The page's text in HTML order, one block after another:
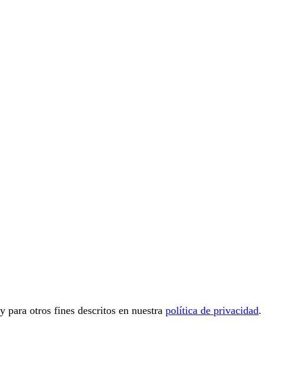
para otros fines descritos en nuestra política de privacidad.